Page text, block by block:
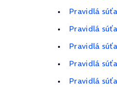
Pravidlá
Pravidlá
Pravidlá
Pravidlá
Pravidlá